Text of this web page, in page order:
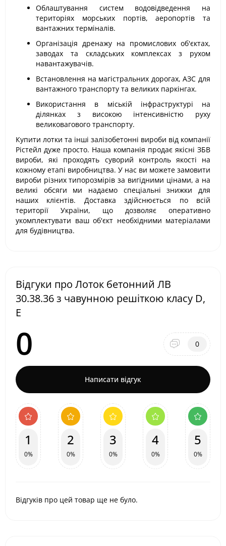
Облаштування систем водовідведення на
територіях морських портів, аеропортів та
вантажних терміналів.
Організація дренажу на промислових об'єктах,
заводах та складських комплексах з рухом
навантажувачів.
Встановлення на магістральних дорогах, АЗС для
вантажного транспорту та великих паркінгах.
Використання в міській інфраструктурі на
ділянках з високою інтенсивністю руху
великовагового транспорту.
Купити лотки та інші залізобетонні вироби від компанії
Рістейл дуже просто. Наша компанія продає якісні ЗБВ
вироби, які проходять суворий контроль якості на
кожному етапі виробництва. У нас ви можете замовити
вироби різних типорозмірів за вигідними цінами, а на
великі обсяги ми надаємо спеціальні знижки для
наших клієнтів. Доставка здійснюється по всій
території України, що дозволяє оперативно
укомплектувати ваш об'єкт необхідними матеріалами
для будівництва.
Відгуки про Лоток бетонний ЛВ
30.38.36 з чавунною решіткою класу D,
E
0 0
Написати відгук
1
0%
2
0%
3
0%
4
0%
5
0%
Відгуків про цей товар ще не було.